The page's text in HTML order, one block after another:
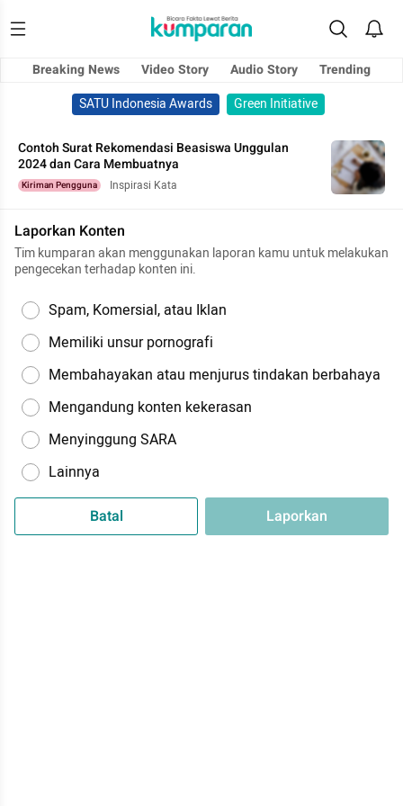
Breaking News Video Story Audio Story
Trending
SATU Indonesia Awards
Green Initiative
Contoh Surat Rekomendasi Beasiswa Unggulan
2024 dan Cara Membuatnya
Kiriman Pengguna Inspirasi Kata
Laporkan Konten
Tim kumparan akan menggunakan laporan kamu untuk melakukan
pengecekan terhadap konten ini.
Spam, Komersial, atau Iklan
Memiliki unsur pornografi
Membahayakan atau menjurus tindakan berbahaya
Mengandung konten kekerasan
Menyinggung SARA
Lainnya
Batal Laporkan